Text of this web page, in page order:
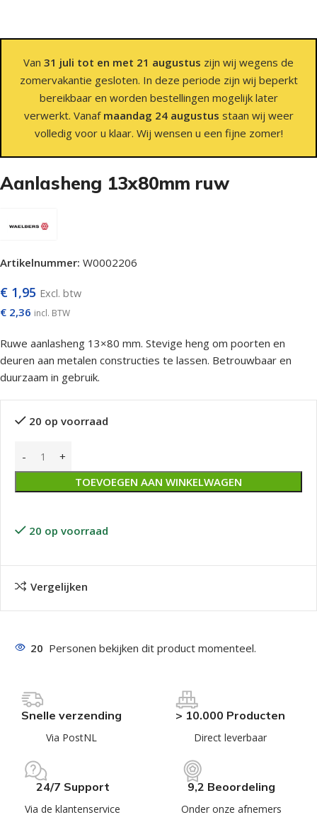
Van 31 juli tot en met 21 augustus zijn wij wegens de
zomervakantie gesloten. In deze periode zijn wij beperkt
bereikbaar en worden bestellingen mogelijk later
verwerkt. Vanaf maandag 24 augustus staan wij weer
volledig voor u klaar. Wij wensen u een fijne zomer!
Aanlasheng 13x80mm ruw
Artikelnummer: W0002206
€ 1,95 Excl. btw
€ 2,36 incl. BTW
Ruwe aanlasheng 13×80 mm. Stevige heng om poorten en
deuren aan metalen constructies te lassen. Betrouwbaar en
duurzaam in gebruik.
20 op voorraad
TOEVOEGEN AAN WINKELWAGEN
20 op voorraad
Vergelijken
20 Personen bekijken dit product momenteel.
Snelle verzending
Via PostNL
> 10.000 Producten
Direct leverbaar
24/7 Support
Via de klantenservice
9,2 Beoordeling
Onder onze afnemers